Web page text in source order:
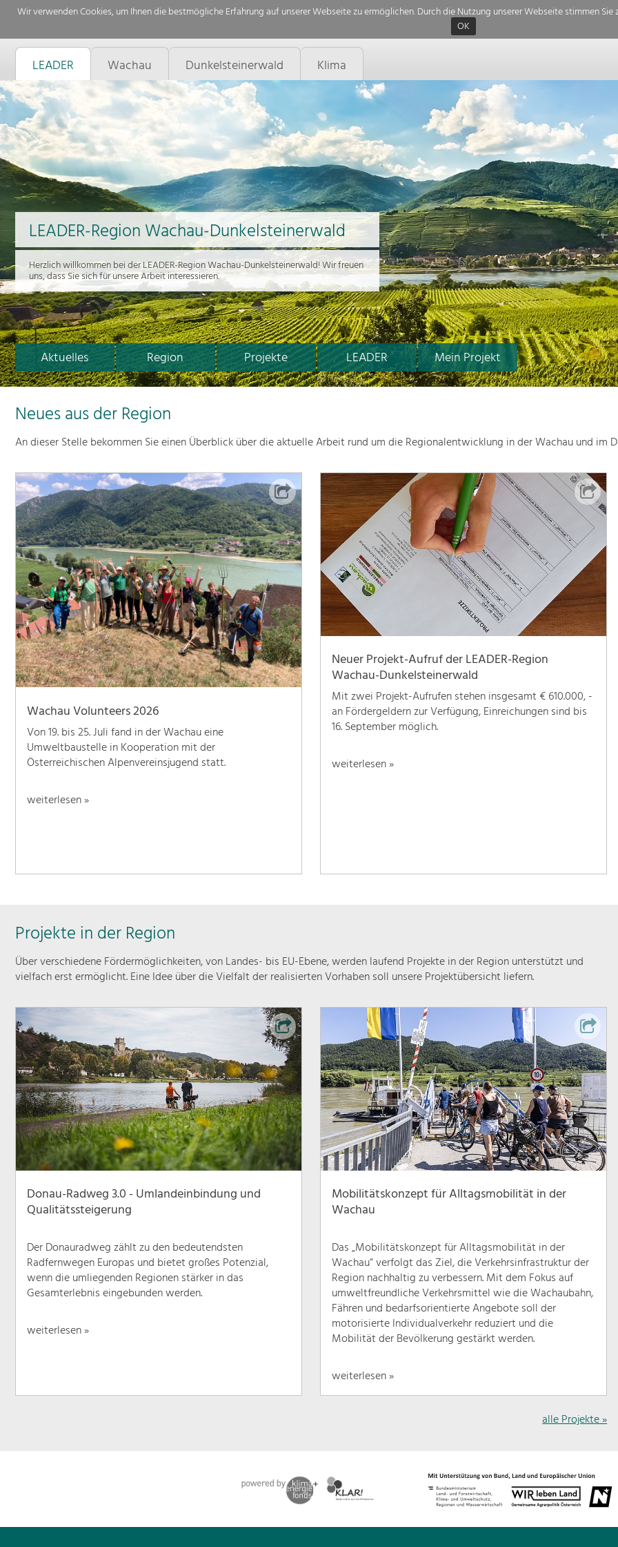
Wir verwenden Cookies, um Ihnen die bestmögliche Erfahrung auf unserer Webseite zu ermöglichen. Durch die Nutzung unserer Webseite stimmen
OK
LEADER Wachau Dunkelsteinerwald Klima
Aktuelles Region Projekte LEADER Mein Projekt
LEADER-Region Wachau-Dunkelsteinerwald
Herzlich willkommen bei der LEADER-Region Wachau-Dunkelsteinerwald! Wir freuen
uns, dass Sie sich für unsere Arbeit interessieren.
Neues aus der Region
An dieser Stelle bekommen Sie einen Überblick über die aktuelle Arbeit rund um die Regionalentwicklung in der Wachau und im
Wachau Volunteers 2026
Von 19. bis 25. Juli fand in der Wachau eine
Umweltbaustelle in Kooperation mit der
Österreichischen Alpenvereinsjugend statt.
weiterlesen »
Neuer Projekt-Aufruf der LEADER-Region
Wachau-Dunkelsteinerwald
Mit zwei Projekt-Aufrufen stehen insgesamt € 610.000, -
an Fördergeldern zur Verfügung, Einreichungen sind bis
16. September möglich.
weiterlesen »
Projekte in der Region
Über verschiedene Fördermöglichkeiten, von Landes- bis EU-Ebene, werden laufend Projekte in der Region unterstützt und
vielfach erst ermöglicht. Eine Idee über die Vielfalt der realisierten Vorhaben soll unsere Projektübersicht liefern.
Donau-Radweg 3.0 - Umlandeinbindung und
Qualitätssteigerung
Der Donauradweg zählt zu den bedeutendsten
Radfernwegen Europas und bietet großes Potenzial,
wenn die umliegenden Regionen stärker in das
Gesamterlebnis eingebunden werden.
weiterlesen »
Mobilitätskonzept für Alltagsmobilität in der
Wachau
Das „Mobilitätskonzept für Alltagsmobilität in der
Wachau“ verfolgt das Ziel, die Verkehrsinfrastruktur der
Region nachhaltig zu verbessern. Mit dem Fokus auf
umweltfreundliche Verkehrsmittel wie die Wachaubahn,
Fähren und bedarfsorientierte Angebote soll der
motorisierte Individualverkehr reduziert und die
Mobilität der Bevölkerung gestärkt werden.
weiterlesen »
alle Projekte »